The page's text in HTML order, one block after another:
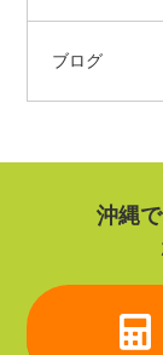
ブログ
沖縄